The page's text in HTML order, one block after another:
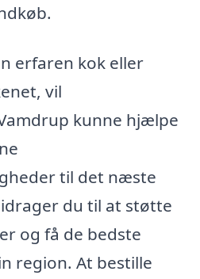
erfaren kok eller
vil
kunne hjælpe
til det næste
du til at støtte
og få de bedste
region. At bestille